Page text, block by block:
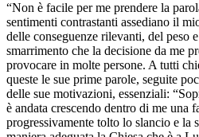
“Non è facile per me prendere la
sentimenti contrastanti assediano il
delle conseguenze rilevanti, del peso
smarrimento che la decisione da me
provocare in molte persone. A tutti
queste le sue prime parole, seguite
delle sue motivazioni, essenziali:
è andata crescendo dentro di me una
progressivamente tolto lo slancio e la